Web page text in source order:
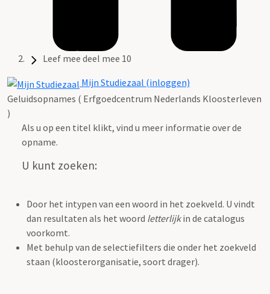
Leef mee deel mee 10
Mijn Studiezaal (inloggen)
Geluidsopnames ( Erfgoedcentrum Nederlands Kloosterleven
)
Als u op een titel klikt, vind u meer informatie over de
opname.
U kunt zoeken:
Door het intypen van een woord in het zoekveld. U vindt
dan resultaten als het woord letterlijkin de catalogus
voorkomt.
Met behulp van de selectiefilters die onder het zoekveld
staan (kloosterorganisatie, soort drager).